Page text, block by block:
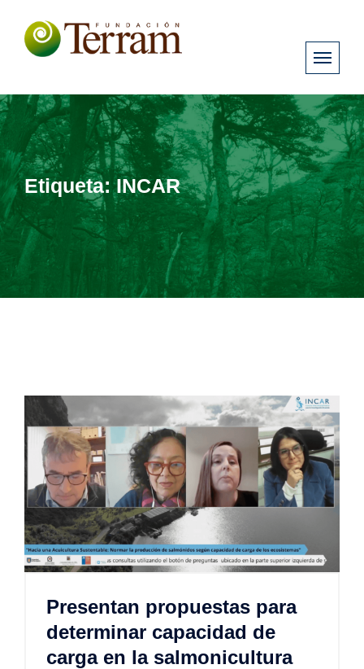
Etiqueta:INCAR
Presentan propuestas para
determinar capacidad de
carga en la salmonicultura